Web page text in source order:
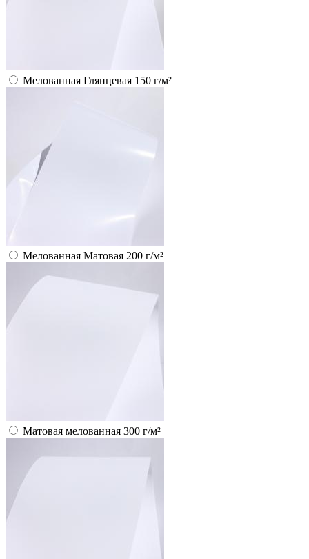
Мелованная Глянцевая 150 г/м²
Мелованная Матовая 200 г/м²
Матовая мелованная 300 г/м²